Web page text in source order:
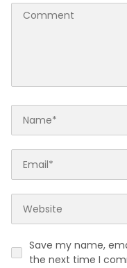
Save my name,
the next time I